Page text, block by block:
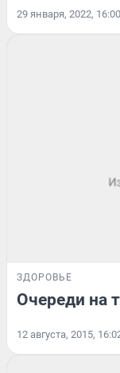
29 января, 2022, 16:00
ЗДОРОВЬЕ
Очереди на
12 августа, 2015,